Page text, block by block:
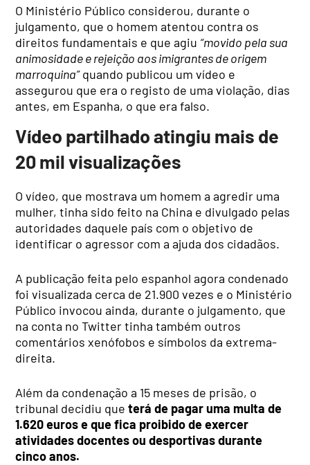
O Ministério Público considerou, durante o
julgamento, que o homem atentou contra os
direitos fundamentais e que agiu “movido pela sua
animosidade e rejeição aos imigrantes de origem
marroquina”quando publicou um vídeo e
assegurou que era o registo de uma violação, dias
antes, em Espanha, o que era falso.
Vídeo partilhado atingiu mais de
20 mil visualizações
O vídeo, que mostrava um homem a agredir uma
mulher, tinha sido feito na China e divulgado pelas
autoridades daquele país com o objetivo de
identificar o agressor com a ajuda dos cidadãos.
A publicação feita pelo espanhol agora condenado
foi visualizada cerca de 21.900 vezes e o Ministério
Público invocou ainda, durante o julgamento, que
na conta no Twitter tinha também outros
comentários xenófobos e símbolos da extrema-
direita.
Além da condenação a 15 meses de prisão, o
tribunal decidiu queterá de pagar uma multa de
1.620 euros e que fica proibido de exercer
atividades docentes ou desportivas durante
cinco anos.